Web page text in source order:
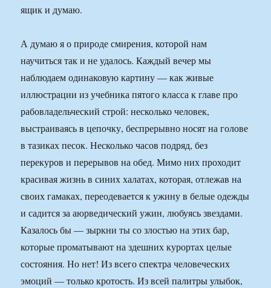
ящик и думаю.
А думаю я о природе смирения, которой нам
научиться так и не удалось. Каждый вечер мы
наблюдаем одинаковую картину — как живые
иллюстрации из учебника пятого класса к главе про
рабовладельческий строй: несколько человек,
выстраиваясь в цепочку, беспрерывно носят на голове
в тазиках песок. Несколько часов подряд, без
перекуров и перерывов на обед. Мимо них проходит
красивая жизнь в синих халатах, которая, отлежав на
своих гамаках, переодевается к ужину в белые одежды
и садится за аюрведический ужин, любуясь звездами.
Казалось бы — зыркни ты со злостью на этих бар,
которые проматывают на здешних курортах целые
состояния. Но нет! Из всего спектра человеческих
эмоций — только кротость. Из всей палитры улыбок,